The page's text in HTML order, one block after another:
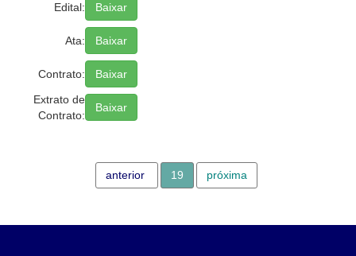
Edital: Baixar
Ata: Baixar
Contrato:
Baixar
Extrato de
Contrato:
Baixar
anterior 19 próxima